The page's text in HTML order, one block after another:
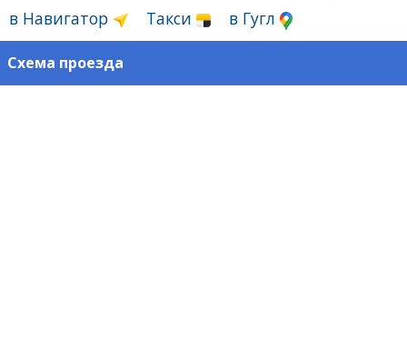
в Навигатор
Такси в Гугл
Схема проезда